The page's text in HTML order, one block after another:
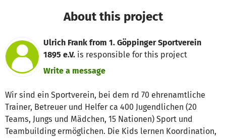
About this project
Ulrich Frank from 1. Göppinger Sportverein
1895 e.V. is responsible for this project
Write a message
Wir sind ein Sportverein, bei dem rd 70 ehrenamtliche
Trainer, Betreuer und Helfer ca 400 Jugendlichen (20
Teams, Jungs und Mädchen, 15 Nationen) Sport und
Teambuilding ermöglichen. Die Kids lernen Koordination,